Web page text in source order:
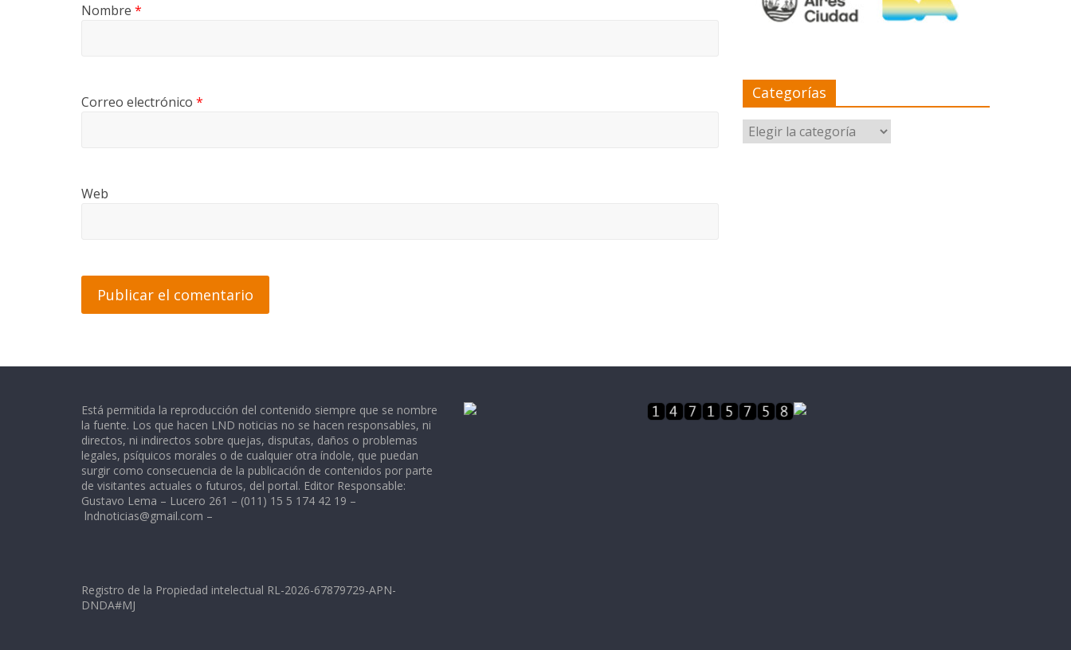
Nombre *
Correo electrónico *
Web
Categorías
Categorías
Está permitida la reproducción del contenido siempre que se nombre
la fuente. Los que hacen LND noticias no se hacen responsables, ni
directos, ni indirectos sobre quejas, disputas, daños o problemas
legales, psíquicos morales o de cualquier otra índole, que puedan
surgir como consecuencia de la publicación de contenidos por parte
de visitantes actuales o futuros, del portal. Editor Responsable:
Gustavo Lema – Lucero 261 – (011) 15 5 174 42 19 –
lndnoticias@gmail.com –
Registro de la Propiedad intelectual RL-2026-67879729-APN-
DNDA#MJ